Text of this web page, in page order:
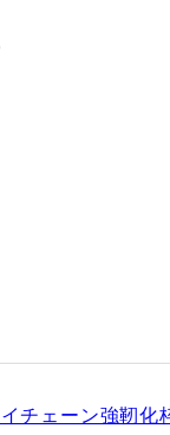
チェーン強靭化